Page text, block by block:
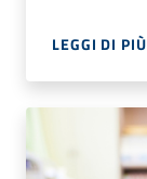
LEGGI DI PIÙ